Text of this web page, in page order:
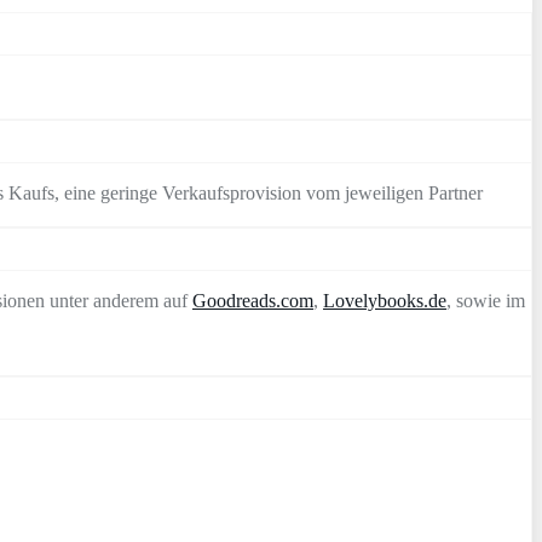
eine geringe Verkaufsprovision vom jeweiligen Partner
unter anderem aufGoodreads.com, Lovelybooks.de, sowie im